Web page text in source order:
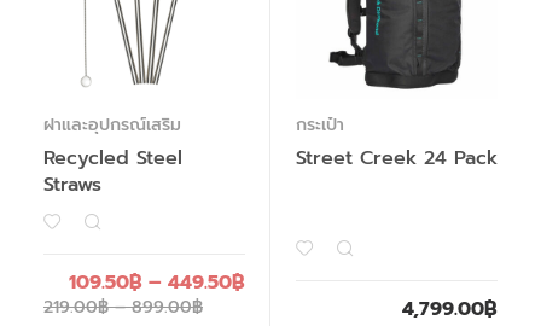
ฝาและอุปกรณ์เสริม
Recycled Steel
Straws
219.00฿ – 899.00฿
109.50฿ – 449.50฿
กระเป๋า
Street Creek 24 Pack
4,799.00฿